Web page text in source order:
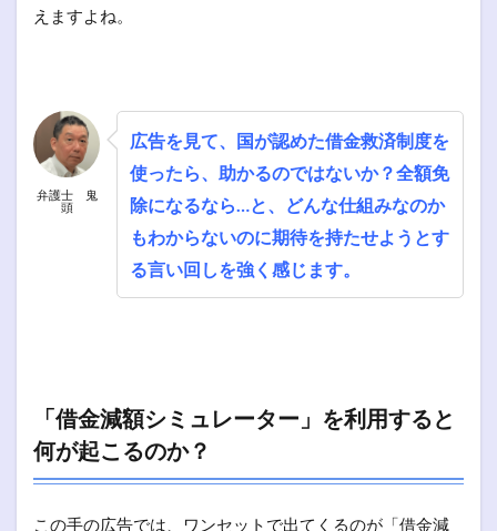
えますよね。
弁護士 鬼
頭
広告を見て、国が認めた借金救済制度を
使ったら、助かるのではないか？全額免
除になるなら…と、どんな仕組みなのか
もわからないのに期待を持たせようとす
る言い回しを強く感じます。
「借金減額シミュレーター」を利用すると
何が起こるのか？
この手の広告では、ワンセットで出てくるのが「借金減